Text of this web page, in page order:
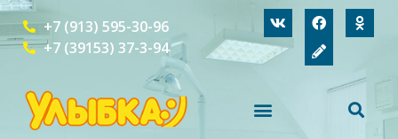
+7 (913) 595-30-96
+7 (39153) 37-3-94